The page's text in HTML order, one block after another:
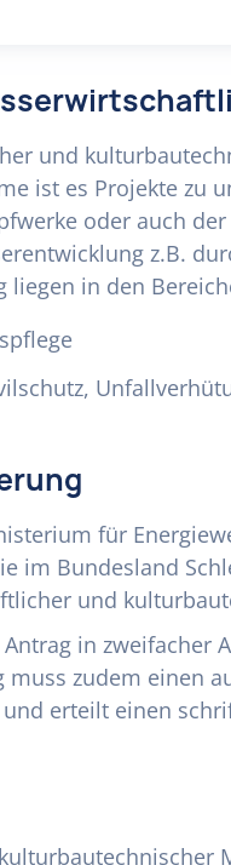
und
ist es Projekte zu
oder auch
z.B.
liegen in den
für
im Bundesland
und
in
muss zudem einen
erteilt einen